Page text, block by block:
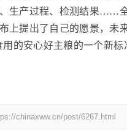
生产过程、检测结果……
上提出了自己的愿景，未
的安心好主粮的一个新
chinaxww.cn/post/6267.html